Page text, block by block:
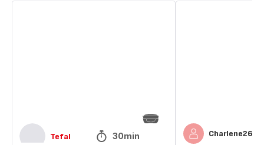
Tefal 30min Charlene2607